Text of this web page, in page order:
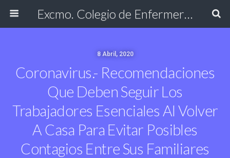
Excmo. Colegio de Enfermería de Cádiz
8 Abril, 2020
Coronavirus.- Recomendaciones
Que Deben Seguir Los
Trabajadores Esenciales Al Volver
A Casa Para Evitar Posibles
Contagios Entre Sus Familiares